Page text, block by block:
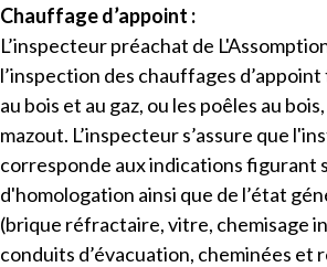
Chauffage d’appoint :
L’inspecteur préachat de
l’inspection des chauffages
au bois et au gaz, ou les poêles au
mazout. L’inspecteur s’assure que
corresponde aux indications figurant
d'homologation ainsi que de l’état
(brique réfractaire, vitre, chemisage
conduits d’évacuation, cheminées et